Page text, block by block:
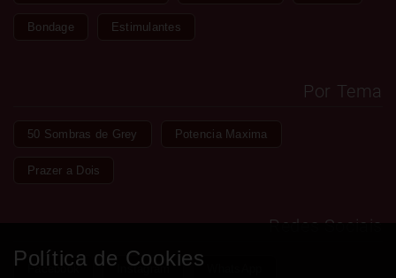
Bondage Estimulantes
Por Tema
50 Sombras de Grey Potencia Maxima
Prazer a Dois
Redes Sociais
Facebook Instagram
Política de Cookies